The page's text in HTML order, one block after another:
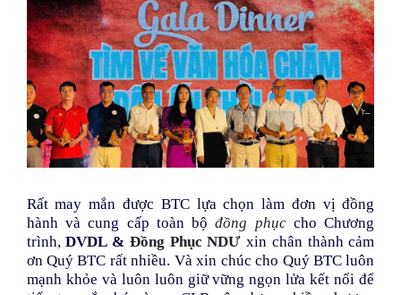
Rất may mắn được BTC lựa chọn làm đơn vị đồng
hành và cung cấp toàn bộđồng phụccho Chương
trình,DVDL & Đồng Phục NDƯ xin chân thành cảm
ơn Quý BTC rất nhiều. Và xin chúc cho Quý BTC luôn
mạnh khỏe và luôn luôn giữ vững ngọn lửa kết nối để